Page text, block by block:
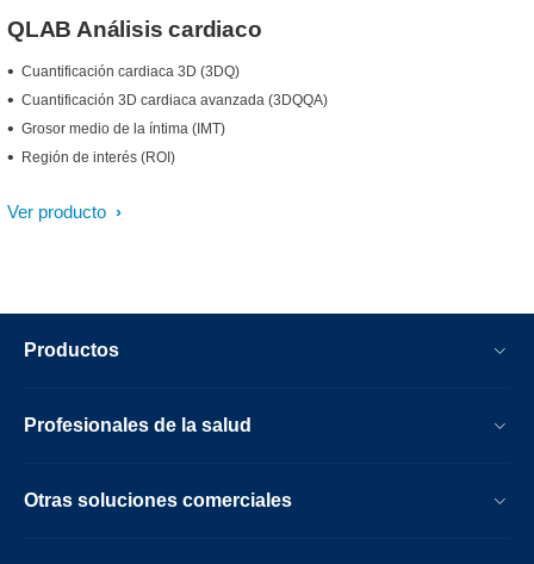
QLAB Análisis cardiaco
Cuantificación cardiaca 3D (3DQ)
Cuantificación 3D cardiaca avanzada (3DQQA)
Grosor medio de la íntima (IMT)
Región de interés (ROI)
Ver producto
Productos
Profesionales de la salud
Otras soluciones comerciales